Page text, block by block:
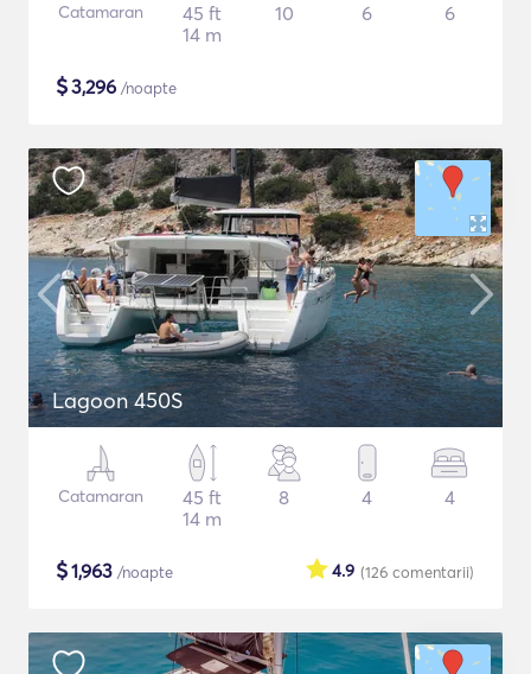
Catamaran
45 ft
14 m
10 6 6
$3,296 /noapte
Lagoon 450S
Catamaran
45 ft
14 m
8 4 4
$1,963 /noapte (126 comentarii)
4.9